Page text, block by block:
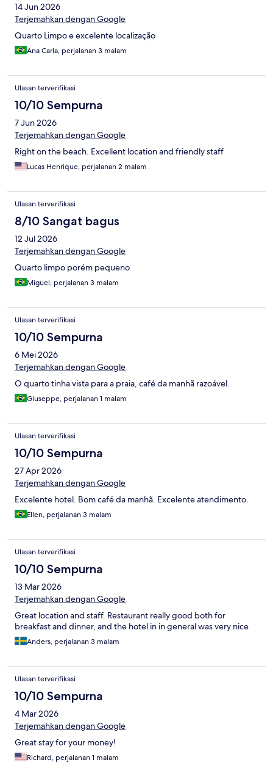
14 Jun 2026
Terjemahkan dengan Google
Quarto Limpo e excelente localização
Ana Carla, perjalanan 3 malam
Ulasan terverifikasi
10/10 Sempurna
7 Jun 2026
Terjemahkan dengan Google
Right on the beach. Excellent location and friendly staff
Lucas Henrique, perjalanan 2 malam
Ulasan terverifikasi
8/10 Sangat bagus
12 Jul 2026
Terjemahkan dengan Google
Quarto limpo porém pequeno
Miguel, perjalanan 3 malam
Ulasan terverifikasi
10/10 Sempurna
6 Mei 2026
Terjemahkan dengan Google
O quarto tinha vista para a praia, café da manhã razoável.
Giuseppe, perjalanan 1 malam
Ulasan terverifikasi
10/10 Sempurna
27 Apr 2026
Terjemahkan dengan Google
Excelente hotel. Bom café da manhã. Excelente atendimento.
Ellen, perjalanan 3 malam
Ulasan terverifikasi
10/10 Sempurna
13 Mar 2026
Terjemahkan dengan Google
Great location and staff. Restaurant really good both for
breakfast and dinner, and the hotel in in general was very nice
Anders, perjalanan 3 malam
Ulasan terverifikasi
10/10 Sempurna
4 Mar 2026
Terjemahkan dengan Google
Great stay for your money!
Richard, perjalanan 1 malam